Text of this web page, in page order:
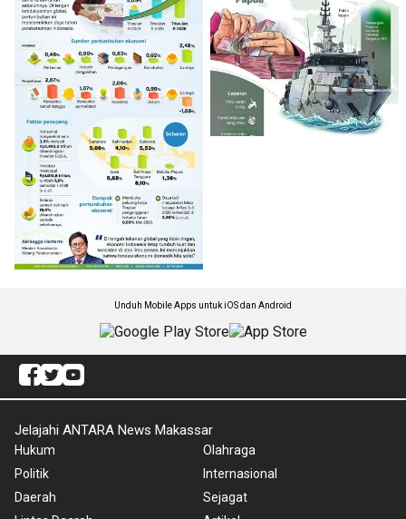
Unduh Mobile Apps untuk iOS dan Android
Jelajahi ANTARA News Makassar
Hukum
Politik
Daerah
Olahraga
Internasional
Sejagat